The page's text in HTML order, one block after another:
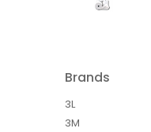
Brands
3L
3M